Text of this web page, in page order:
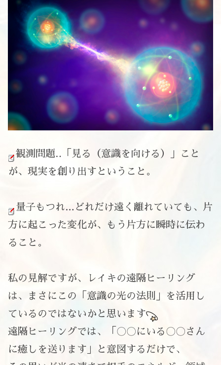
観測問題‥「見る（意識を向ける）」こと
が、現実を創り出すということ。
量子もつれ…どれだけ遠く離れていても、片
方に起こった変化が、もう片方に瞬時に伝わ
ること。
私の見解ですが、レイキの遠隔ヒーリング
は、まさにこの「意識の光の法則」を活用し
ているのではないかと思います
遠隔ヒーリングでは、「〇〇にいる〇〇さん
に癒しを送ります」と意図するだけで、